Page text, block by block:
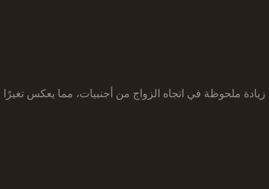
ملحوظة في اتجاه الزواج من أجنبيات، مما يعكس تغيرًا